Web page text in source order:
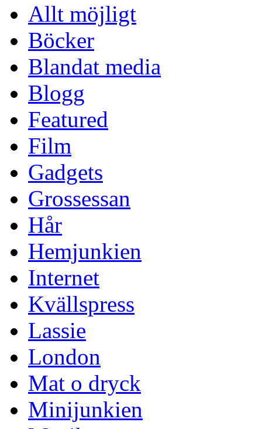
Allt möjligt
Böcker
Blandat media
Blogg
Featured
Film
Gadgets
Grossessan
Hår
Hemjunkien
Internet
Kvällspress
Lassie
London
Mat o dryck
Minijunkien